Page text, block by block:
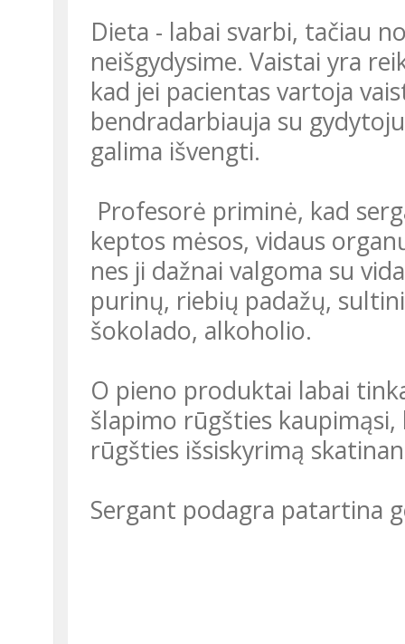
Dieta - labai svarbi, tačiau
neišgydysime. Vaistai yra
kad jei pacientas vartoja
bendradarbiauja su
galima išvengti.
Profesorė priminė, kad
keptos mėsos, vidaus
nes ji dažnai valgoma su
purinų, riebių padažų,
šokolado, alkoholio.
O pieno produktai labai
šlapimo rūgšties
rūgšties išsiskyrimą
Sergant podagra patartina